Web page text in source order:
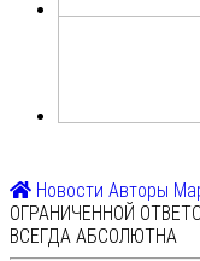
Новости Авторы
ОГРАНИЧЕННОЙ
ВСЕГДА АБСОЛЮТНА